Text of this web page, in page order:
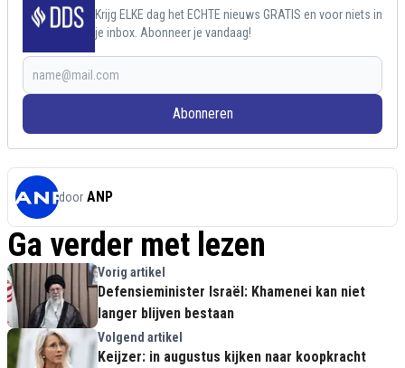
Krijg ELKE dag het ECHTE nieuws GRATIS en voor niets in
je inbox. Abonneer je vandaag!
Abonneren
door ANP
Ga verder met lezen
Vorig artikel
Defensieminister Israël: Khamenei kan niet
langer blijven bestaan
Volgend artikel
Keijzer: in augustus kijken naar koopkracht